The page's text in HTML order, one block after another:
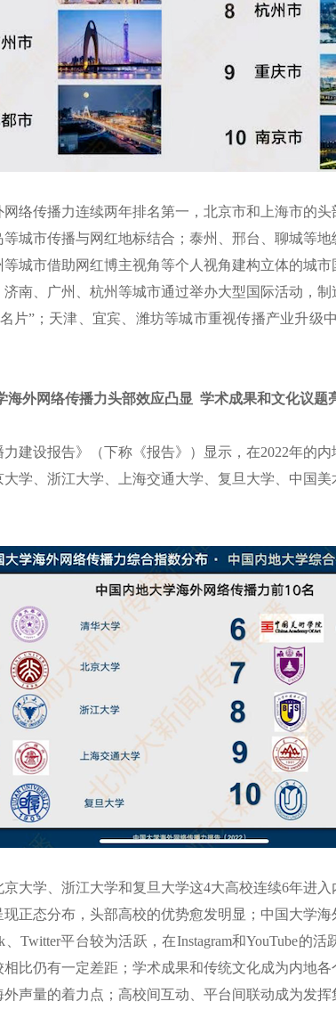
传播力连续两年排名第一，北京市和上海市的头
城市传播与网红地标结合；泰州、邢台、聊城等地
城市借助网红博主视角等个人视角建构立体的城
南、广州、杭州等城市通过举办大型国际活动，制
片”；天津、宜宾、潍坊等城市重视传播产业升级
海外网络传播力头部效应凸显 学术成果和文化议题
设报告》（下称《报告》）显示，在2022年的内
学、浙江大学、上海交通大学、复旦大学、中国美
学、浙江大学和复旦大学这4大高校连续6年进入
正态分布，头部高校的优势愈发明显；中国大学
、Twitter平台较为活跃，在Instagram和YouTube的
比仍有一定差距；学术成果和传统文化成为内地
声量的着力点；高校间互动、平台间联动成为发挥